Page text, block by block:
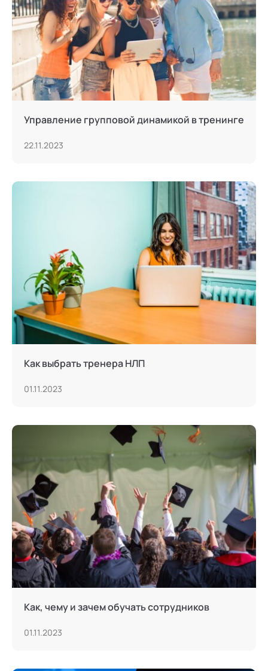
Управление групповой динамикой в тренинге
22.11.2023
Как выбрать тренера НЛП
01.11.2023
Как, чему и зачем обучать сотрудников
01.11.2023